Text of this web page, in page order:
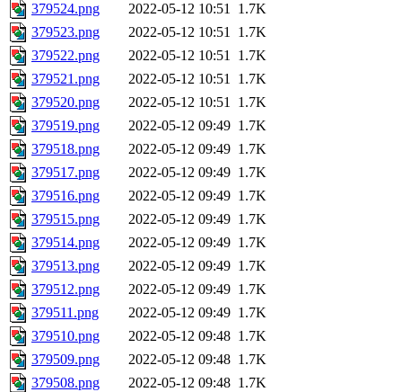
379524.png
2022-05-12 10:51 1.7K
379523.png
2022-05-12 10:51 1.7K
379522.png
2022-05-12 10:51 1.7K
379521.png
2022-05-12 10:51 1.7K
379520.png
2022-05-12 10:51 1.7K
379519.png
2022-05-12 09:49 1.7K
379518.png
2022-05-12 09:49 1.7K
379517.png
2022-05-12 09:49 1.7K
379516.png
2022-05-12 09:49 1.7K
379515.png
2022-05-12 09:49 1.7K
379514.png
2022-05-12 09:49 1.7K
379513.png
2022-05-12 09:49 1.7K
379512.png
2022-05-12 09:49 1.7K
379511.png
2022-05-12 09:49 1.7K
379510.png
2022-05-12 09:48 1.7K
379509.png
2022-05-12 09:48 1.7K
379508.png
2022-05-12 09:48 1.7K